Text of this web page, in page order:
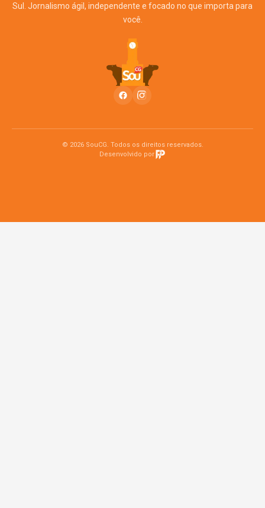
Sul. Jornalismo ágil, independente e focado no que importa para
você.
© 2026 SouCG. Todos os direitos reservados.
Desenvolvido por